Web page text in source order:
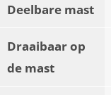
Deelbare mast
Draaibaar op
de mast